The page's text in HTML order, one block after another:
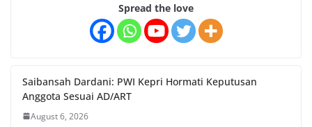
Spread the love
Saibansah Dardani: PWI Kepri Hormati Keputusan
Anggota Sesuai AD/ART
August 6, 2026